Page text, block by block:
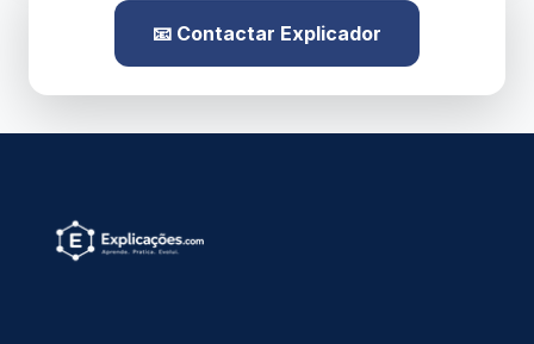
📧 Contactar Explicador